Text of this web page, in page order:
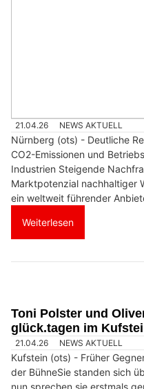
21.04.26 NEWS AKTUELL
Nürnberg (ots) - Deutliche
CO2-Emissionen und
Industrien Steigende
Marktpotenzial nachhaltiger
ein weltweit führender
Weiterlesen
Toni Polster und
glück.tagen im
21.04.26 NEWS AKTUELL
Kufstein (ots) - Früher
der BühneSie standen sich
nun sprechen sie erstmals